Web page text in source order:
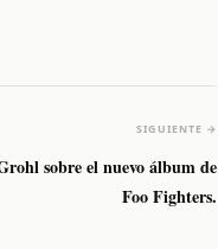
SIGUIENTE →
sobre el nuevo álbum de
Foo Fighters.